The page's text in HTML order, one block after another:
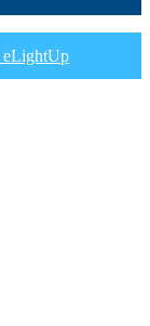
eLightUp